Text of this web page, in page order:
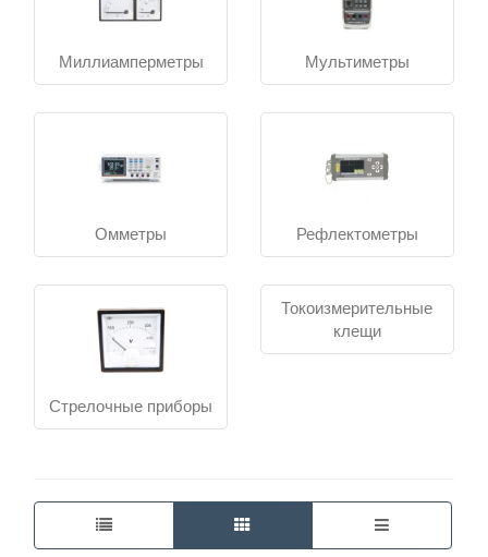
Миллиамперметры Мультиметры
Омметры Рефлектометры
Стрелочные приборы
Токоизмерительные
клещи